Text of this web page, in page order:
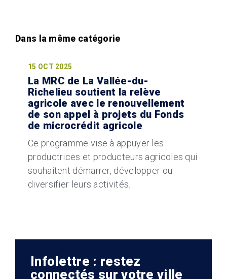
15 OCT 2025
La MRC de La Vallée-du-
Richelieu soutient la relève
agricole avec le renouvellement
de son appel à projets du Fonds
de microcrédit agricole
Ce programme vise à appuyer les
productrices et producteurs agricoles qui
souhaitent démarrer, développer ou
diversifier leurs activités.
Infolettre : restez
connectés sur votre ville